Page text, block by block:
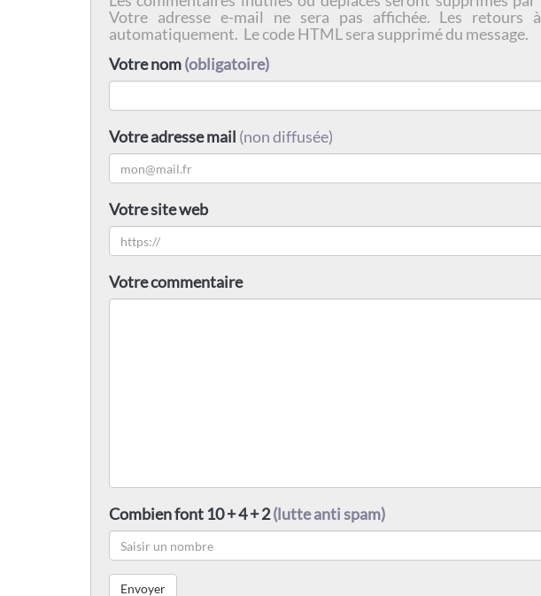
Votre adresse e-mail ne sera pas affichée. Les retours
automatiquement. Le code HTML sera supprimé du message.
Votre nom(obligatoire)
Votre adresse mail (non diffusée)
Votre site web
Votre commentaire
Combien font 10 + 4 + 2(lutte anti spam)